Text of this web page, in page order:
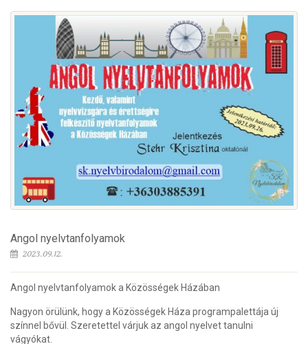
Angol nyelvtanfolyamok
2023.09.12.
Angol nyelvtanfolyamok a Közösségek Házában
Nagyon örülünk, hogy a Közösségek Háza programpalettája új
színnel bővül. Szeretettel várjuk az angol nyelvet tanulni
vágyókat.